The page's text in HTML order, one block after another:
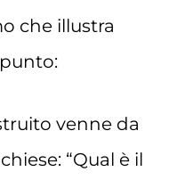
che illustra
venne da
“Qual è il